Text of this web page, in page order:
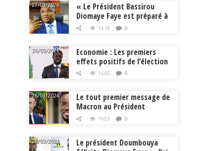
27/03/2024
« Le Président Bassirou
Diomaye Faye est préparé à
la tâche », Mouhamadou
Makhtar Cissé, Min.
1418 0
26/03/2024
Economie : Les premiers
effets positifs de l’élection
de Bassirou Diomaye Faye
1665 0
26/03/2024
Le tout premier message de
Macron au Président
Diomaye Faye
1953 0
26/03/2024
Le président Doumbouya